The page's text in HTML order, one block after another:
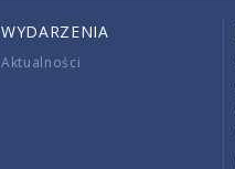
WYDARZENIA
Aktualności